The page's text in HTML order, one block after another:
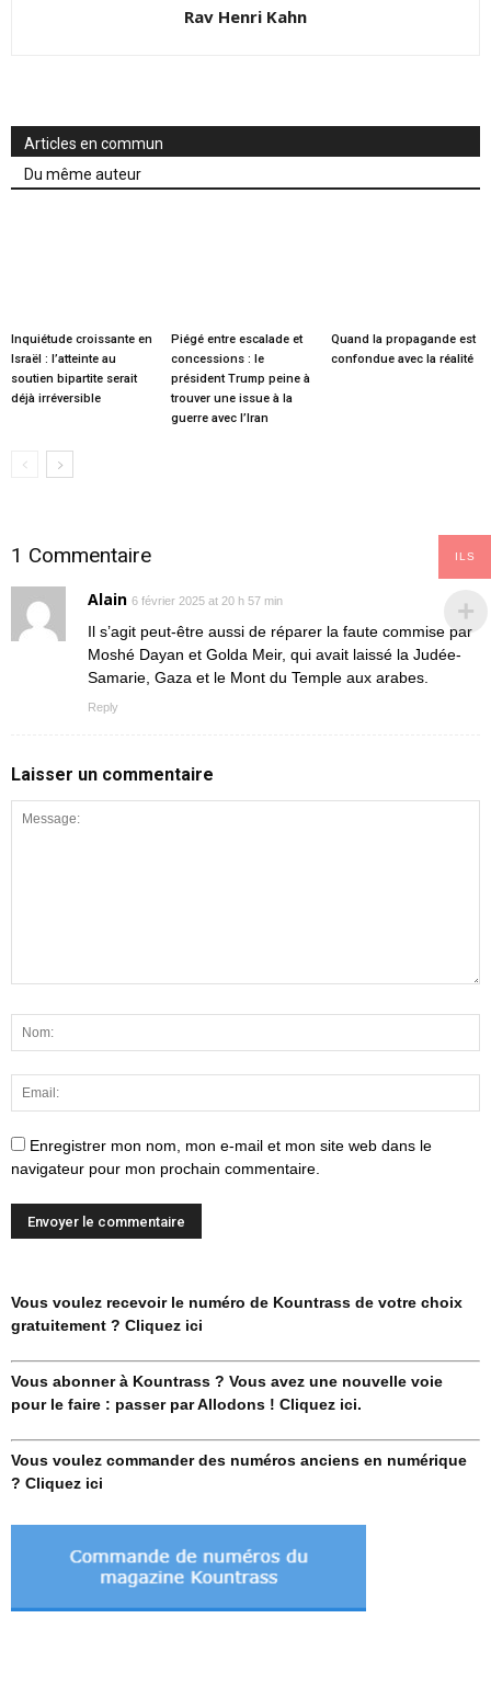
Rav Henri Kahn
Articles en commun
Du même auteur
Inquiétude croissante en
Israël : l’atteinte au
soutien bipartite serait
déjà irréversible
Piégé entre escalade et
concessions : le
président Trump peine à
trouver une issue à la
guerre avec l’Iran
Quand la propagande est
confondue avec la réalité
1 Commentaire
Alain 6 février 2025 at 20 h 57 min
Il s’agit peut-être aussi de réparer la faute commise par
Moshé Dayan et Golda Meir, qui avait laissé la Judée-
Samarie, Gaza et le Mont du Temple aux arabes.
Reply
Laisser un commentaire
Enregistrer mon nom, mon e-mail et mon site web dans le
navigateur pour mon prochain commentaire.
Vous voulez recevoir le numéro de Kountrass de votre choix
gratuitement ? Cliquez ici
Vous abonner à Kountrass ? Vous avez une nouvelle voie
pour le faire : passer par Allodons ! Cliquez ici.
Vous voulez commander des numéros anciens en numérique
? Cliquez ici
ILS